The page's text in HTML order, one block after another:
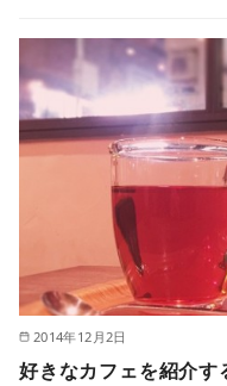
2014年12月2日
好きなカフェを紹介す